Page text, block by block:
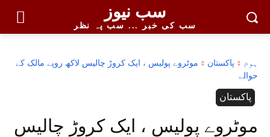
سب نیوز
سب کی خبر ... سب پہ نظر
ہوم پاکستان
موٹروے پولیس ، ایک کروڑ چالیس لاکھ روپے مالک کے
حوالے
پاکستان
موٹروے پولیس ، ایک کروڑ چالیس